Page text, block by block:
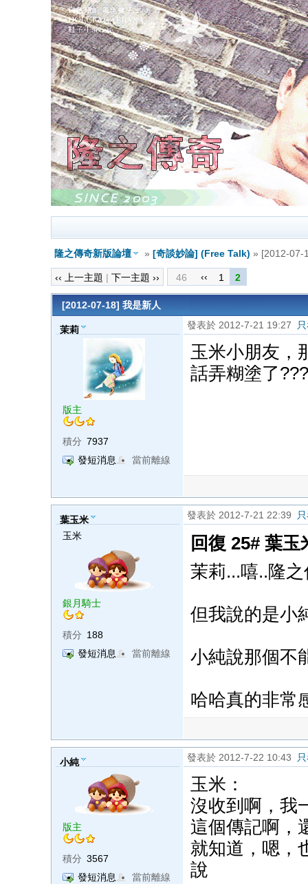
隆之傳奇新版論壇 » [奇談妙論] (Free Talk) » [2012-07-
‹‹ 上一主題 | 下一主題 ›› 46 ‹‹ 1 2
[2012-07-18] 我是新人
茉莉
版主
積分 7937
發短消息
當前離線
發表於 2012-7-21 19:27
玉米小朋友，
話弄糊塗了???
葉玉米
玉米
銀月騎士
積分 188
發短消息
當前離線
發表於 2012-7-21 22:39
回復 25# 葉玉
茉莉...嘻..隆
但我說的是小
小純說那個不
哈哈真的非常
小純
版主
積分 3567
發短消息
當前離線
發表於 2012-7-22 10:43
玉米：
沒收到啊，我
這個傳記啊，
就知道，嗯，
說